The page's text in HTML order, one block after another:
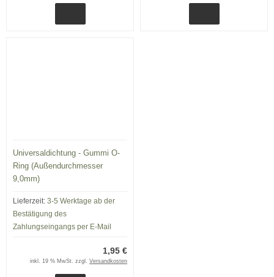
Universaldichtung - Gummi O-
Ring (Außendurchmesser
9,0mm)
Lieferzeit: 3-5 Werktage ab der
Bestätigung des
Zahlungseingangs per E-Mail
1,95 €
inkl. 19 % MwSt. zzgl. Versandkosten